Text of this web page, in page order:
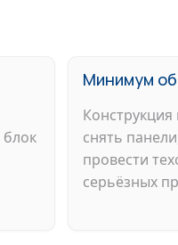
Минимум
снять
провести
серьёзных